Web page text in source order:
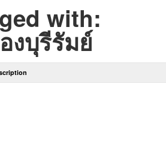
with:
งบุรีรัมย์